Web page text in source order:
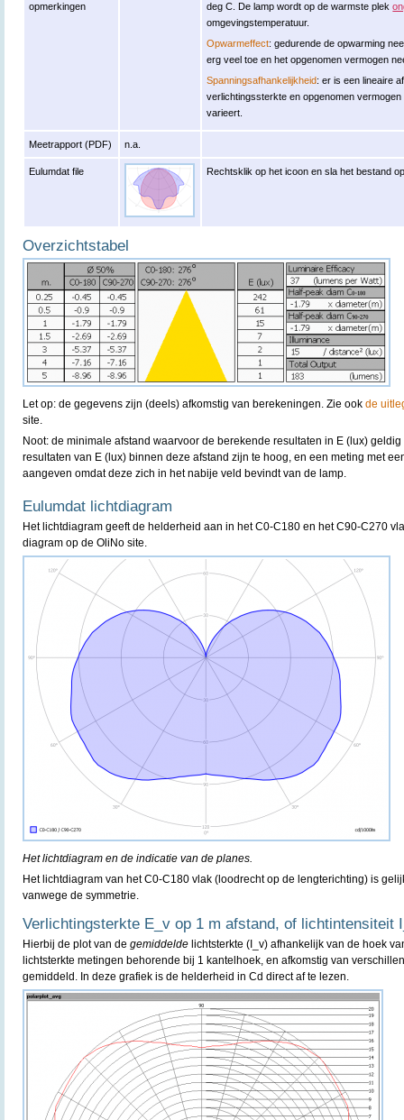
opmerkingen
deg C. De lamp wordt op de warmste plek
omgevingstemperatuur.
Opwarmeffect: gedurende de opwarming
erg veel toe en het opgenomen vermogen
Spanningsafhankelijkheid: er is een lineaire
verlichtingssterkte en opgenomen
varieert.
Meetrapport (PDF) n.a.
Eulumdat file Rechtsklik op het icoon en sla het bestand
Overzichtstabel
Let op: de gegevens zijn (deels) afkomstig van berekeningen. Zie ook de
site.
Noot: de minimale afstand waarvoor de berekende resultaten in E (lux)
resultaten van E (lux) binnen deze afstand zijn te hoog, en een meting met
aangeven omdat deze zich in het nabije veld bevindt van de lamp.
Eulumdat lichtdiagram
Het lichtdiagram geeft de helderheid aan in het C0-C180 en het C90-C270
diagram op de OliNo site.
Het lichtdiagram en de indicatie van de planes.
Het lichtdiagram van het C0-C180 vlak (loodrecht op de lengterichting) is
vanwege de symmetrie.
Verlichtingsterkte E_v op 1 m afstand, of lichtintensiteit
Hierbij de plot van de gemiddelde lichtsterkte (I_v) afhankelijk van de hoek
lichtsterkte metingen behorende bij 1 kantelhoek, en afkomstig van
gemiddeld. In deze grafiek is de helderheid in Cd direct af te lezen.